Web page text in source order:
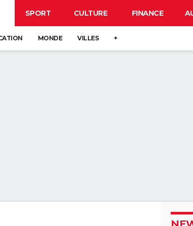
SPORT CULTURE FINANCE
MONDE VILLES +